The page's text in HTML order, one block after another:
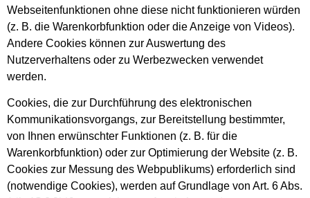
Webseitenfunktionen ohne diese nicht funktionieren würden
(z. B. die Warenkorbfunktion oder die Anzeige von Videos).
Andere Cookies können zur Auswertung des
Nutzerverhaltens oder zu Werbezwecken verwendet
werden.
Cookies, die zur Durchführung des elektronischen
Kommunikationsvorgangs, zur Bereitstellung bestimmter,
von Ihnen erwünschter Funktionen (z. B. für die
Warenkorbfunktion) oder zur Optimierung der Website (z. B.
Cookies zur Messung des Webpublikums) erforderlich sind
(notwendige Cookies), werden auf Grundlage von Art. 6 Abs.